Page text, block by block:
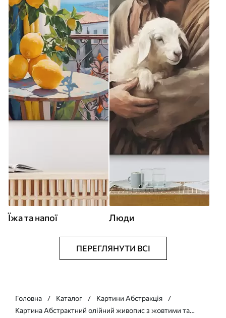
Їжа та напої Люди
ПЕРЕГЛЯНУТИ ВСІ
Головна Каталог
Картини Абстракція
Картина Абстрактний олійний живопис з жовтими та